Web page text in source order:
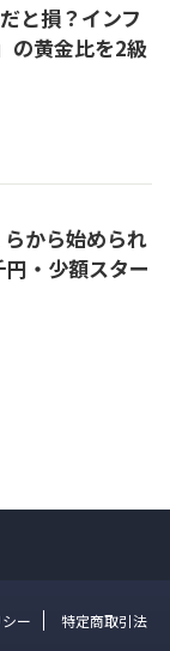
と損？インフ
の黄金比を2級
らから始められ
・少額スター
ー
特定商取引法